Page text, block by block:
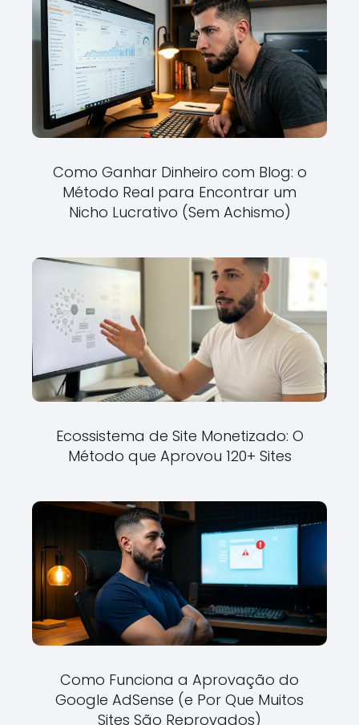
Como Ganhar Dinheiro com Blog: o
Método Real para Encontrar um
Nicho Lucrativo (Sem Achismo)
Ecossistema de Site Monetizado: O
Método que Aprovou 120+ Sites
Como Funciona a Aprovação do
Google AdSense (e Por Que Muitos
Sites São Reprovados)